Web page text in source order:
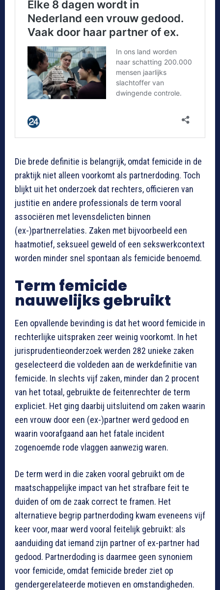
Die brede definitie is belangrijk, omdat femicide in de
praktijk niet alleen voorkomt als partnerdoding. Toch
blijkt uit het onderzoek dat rechters, officieren van
justitie en andere professionals de term vooral
associëren met levensdelicten binnen
(ex-)partnerrelaties. Zaken met bijvoorbeeld een
haatmotief, seksueel geweld of een sekswerkcontext
worden minder snel spontaan als femicide benoemd.
Term femicide
nauwelijks gebruikt
Een opvallende bevinding is dat het woord femicide in
rechterlijke uitspraken zeer weinig voorkomt. In het
jurisprudentieonderzoek werden 282 unieke zaken
geselecteerd die voldeden aan de werkdefinitie van
femicide. In slechts vijf zaken, minder dan 2 procent
van het totaal, gebruikte de feitenrechter de term
expliciet. Het ging daarbij uitsluitend om zaken waarin
een vrouw door een (ex-)partner werd gedood en
waarin voorafgaand aan het fatale incident
zogenoemde rode vlaggen aanwezig waren.
De term werd in die zaken vooral gebruikt om de
maatschappelijke impact van het strafbare feit te
duiden of om de zaak correct te framen. Het
alternatieve begrip partnerdoding kwam eveneens vijf
keer voor, maar werd vooral feitelijk gebruikt: als
aanduiding dat iemand zijn partner of ex-partner had
gedood. Partnerdoding is daarmee geen synoniem
voor femicide, omdat femicide breder ziet op
gendergerelateerde motieven en omstandigheden.